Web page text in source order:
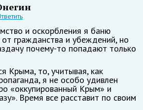
и оскорбления я баню
от гражданства и убеждений, но
почему-то попадают только
Крыма, то, учитывая, как
я не особо удивлен
«оккупированный Крым» и
Время все расставит по своим